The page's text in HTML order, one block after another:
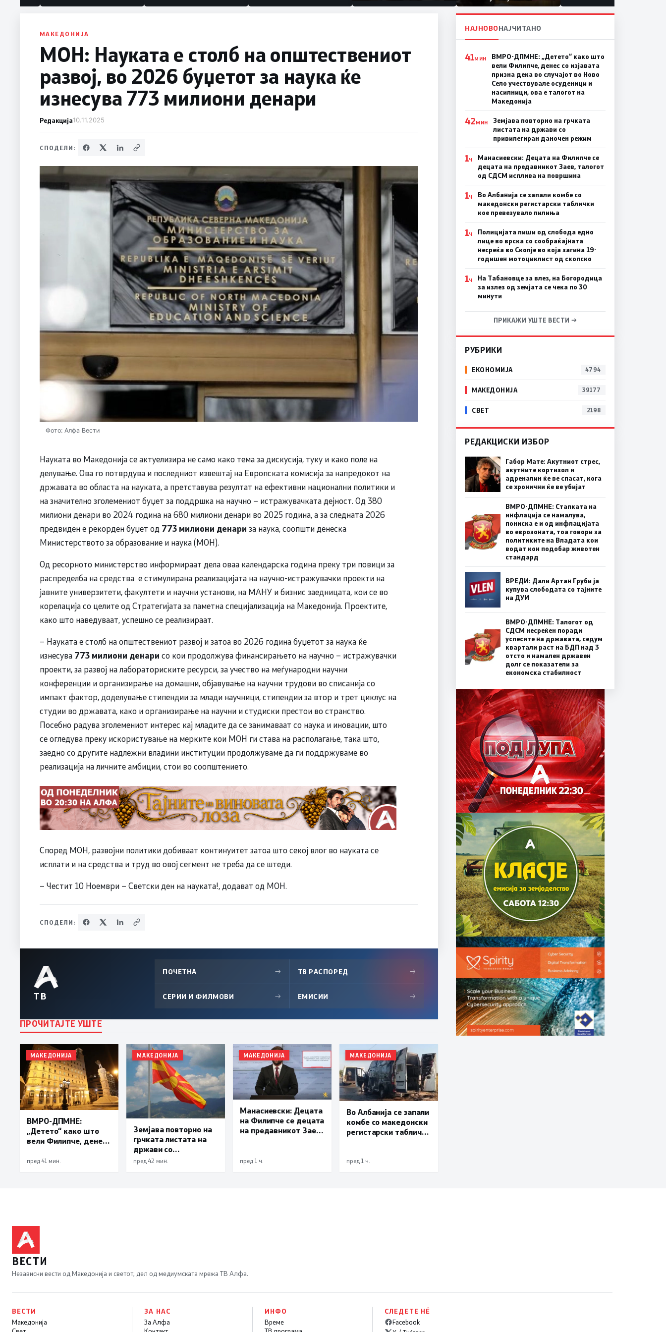
половина тунел во слепа
првачиња помалку
МАКЕДОНИЈА
МОН: Науката е столб на општествениот
развој, во 2026 буџетот за наука ќе
изнесува 773 милиони денари
Редакција10.11.2025
СПОДЕЛИ:
Фото: Алфа Вести
Науката во Македонија се актуелизира не само како тема за дискусија, туку и како поле на
делување. Ова го потврдува и последниот извештај на Европската комисија за напредокот на
државата во областа на науката, а претставува резултат на ефективни национални политики и
на значително зголемениот буџет за поддршка на научно – истражувачката дејност. Од 380
милиони денари во 2024 година на 680 милиони денари во 2025 година, а за следната 2026
предвиден е рекорден буџет од 773 милиони денари за наука, соопшти денеска
Министерството за образование и наука (МОН).
Од ресорното министерство информираат дела оваа календарска година преку три повици за
распределба на средства е стимулирана реализацијата на научно-истражувачки проекти на
јавните универзитети, факултети и научни установи, на МАНУ и бизнис заедницата, кои се во
корелација со целите од Стратегијата за паметна специјализација на Македонија. Проектите,
како што наведуваат, успешно се реализираат.
– Науката е столб на општествениот развој и затоа во 2026 година буџетот за наука ќе
изнесува 773 милиони денари со кои продолжува финансирањето на научно – истражувачки
проекти, за развој на лабораториските ресурси, за учество на меѓународни научни
конференции и организирање на домашни, објавување на научни трудови во списанија со
импакт фактор, доделување стипендии за млади научници, стипендии за втор и трет циклус на
студии во државата, како и организирање на научни и студиски престои во странство.
Посебно радува зголемениот интерес кај младите да се занимаваат со наука и иновации, што
се огледува преку искористување на мерките кои МОН ги става на располагање, така што,
заедно со другите надлежни владини институции продолжуваме да ги поддржуваме во
реализација на личните амбиции, стои во соопштението.
Според МОН, развојни политики добиваат континуитет затоа што секој влог во науката се
исплати и на средства и труд во овој сегмент не треба да се штеди.
– Честит 10 Ноември – Светски ден на науката!, додават од МОН.
СПОДЕЛИ:
ТВ
ПОЧЕТНА → ТВ РАСПОРЕД →
СЕРИИ И ФИЛМОВИ → ЕМИСИИ →
ПРОЧИТАЈТЕ УШТЕ
МАКЕДОНИЈА
ВМРО-ДПМНЕ:
„Детето“ како што
вели Филипче, денес
дека во случајот во
пред 41 мин.
МАКЕДОНИЈА
Земјава повторно на
грчката листата на
држави со
привилегиран
пред 42 мин.
МАКЕДОНИЈА
Манасиевски: Децата
на Филипче се децата
на предавникот Заев,
пред 1 ч.
МАКЕДОНИЈА
Во Албанија се запали
комбе со македонски
регистарски таблички
пред 1 ч.
НАЈНОВОНАЈЧИТАНО
41МИН
ВМРО-ДПМНЕ: „Детето“ како што
вели Филипче, денес со изјавата
призна дека во случајот во Ново
Село учествувале осуденици и
насилници, ова е талогот на
Македонија
42МИН
Земјава повторно на грчката
листата на држави со
привилегиран даночен режим
1Ч
Манасиевски: Децата на Филипче се
децата на предавникот Заев, талогот
од СДСМ исплива на површина
1Ч
Во Албанија се запали комбе со
македонски регистарски таблички
кое превезувало пилиња
1Ч
Полицијата лиши од слобода едно
лице во врска со сообраќајната
несреќа во Скопје во која загина 19-
годишен мотоциклист од скопско
1Ч
На Табановце за влез, на Богородица
за излез од земјата се чека по 30
минути
ПРИКАЖИ УШТЕ ВЕСТИ →
РУБРИКИ
ЕКОНОМИЈА 4794
МАКЕДОНИЈА 39177
СВЕТ 2198
РЕДАКЦИСКИ ИЗБОР
Габор Мате: Акутниот стрес,
акутните кортизол и
адреналин ќе ве спасат, кога
се хронични ќе ве убијат
ВМРО-ДПМНЕ: Стапката на
инфлација се намалува,
пониска е и од инфлацијата
во еврозоната, тоа говори за
политиките на Владата кои
водат кон подобар животен
стандард
ВРЕДИ: Дали Артан Груби ја
купува слободата со тајните
на ДУИ
ВМРО-ДПМНЕ: Талогот од
СДСМ несреќен поради
успесите на државата, седум
квартали раст на БДП над 3
отсто и намален државен
долг се показатели за
економска стабилност
ВЕСТИ
Независни вести од Македонија и светот, дел од медиумската мрежа ТВ Алфа.
ВЕСТИ
Македонија
ЗА НАС
За Алфа
ИНФО
Време
СЛЕДЕТЕ НÉ
Facebook